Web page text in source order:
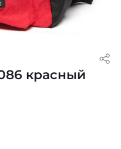
красный